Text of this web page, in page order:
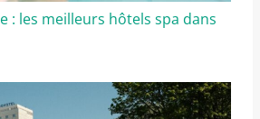
: les meilleurs hôtels spa dans